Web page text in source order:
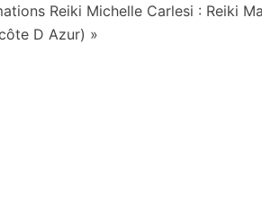
Reiki Michelle Carlesi : Reiki
D Azur) »